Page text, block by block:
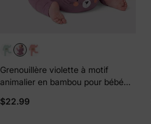
Grenouillère violette à motif
animalier en bambou pour bébé
double sens
$22.99